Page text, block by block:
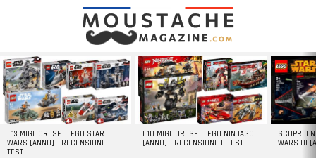
LATEST
STORIES
I 13 MIGLIORI SET LEGO STAR
WARS [ANNO] – RECENSIONE E
TEST
I 10 MIGLIORI SET LEGO NINJAGO
[ANNO] – RECENSIONE E TEST
SCOPRI I
WARS DI